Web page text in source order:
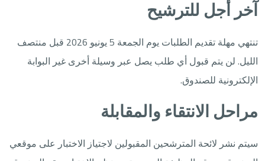
آخر أجل للترشيح
تنتهي مهلة تقديم الطلبات يوم الجمعة 5 يونيو 2026 قبل منتصف
الليل. لن يتم قبول أي طلب يصل عبر وسيلة أخرى غير البوابة
الإلكترونية للصندوق.
مراحل الانتقاء والمقابلة
سيتم نشر لائحة المترشحين المقبولين لاجتياز الاختبار على موقعي